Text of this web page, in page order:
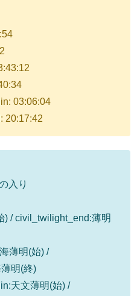
03:06:04
20:17:42
入り
/ civil_twilight_end:薄明
薄明(始) /
明(終)
天文薄明(始) /